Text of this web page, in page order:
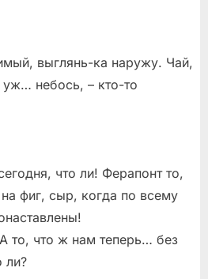
выглянь-ка наружу. Чай,
небось, – кто-то
что ли! Ферапонт то,
фиг, сыр, когда по всему
то, что ж нам теперь… без
ли?